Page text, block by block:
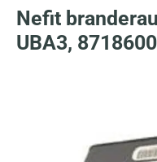
Nefit
UBA3,